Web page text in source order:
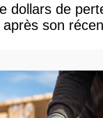
dollars de
son